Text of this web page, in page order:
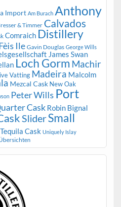
Import Am Burach Anthony
& Timmer Calvados
Comraich Distillery
Ile Gavin Douglas George Wills
James Swan
Loch Gorm Machir
Vatting Madeira Malcolm
Mezcal Cask New Oak
Peter Wills Port
Cask Robin Bignal
SliderSmall
Tequila Cask Uniquely Islay